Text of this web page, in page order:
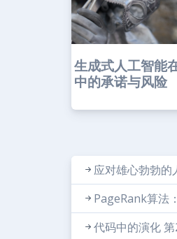
生成式人工智能
中的承诺与风险
应对雄心勃勃的
PageRank算法
代码中的演化